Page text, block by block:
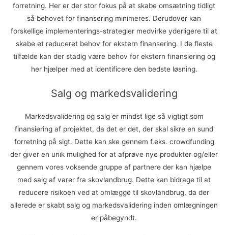
forretning. Her er der stor fokus på at skabe omsætning tidligt
så behovet for finansering minimeres. Derudover kan
forskellige implementerings-strategier medvirke yderligere til at
skabe et reduceret behov for ekstern finansering. I de fleste
tilfælde kan der stadig være behov for ekstern finansiering og
her hjælper med at identificere den bedste løsning.
Salg og markedsvalidering
Markedsvalidering og salg er mindst lige så vigtigt som
finansiering af projektet, da det er det, der skal sikre en sund
forretning på sigt. Dette kan ske gennem f.eks. crowdfunding
der giver en unik mulighed for at afprøve nye produkter og/eller
gennem vores voksende gruppe af partnere der kan hjælpe
med salg af varer fra skovlandbrug. Dette kan bidrage til at
reducere risikoen ved at omlægge til skovlandbrug, da der
allerede er skabt salg og markedsvalidering inden omlægningen
er påbegyndt.